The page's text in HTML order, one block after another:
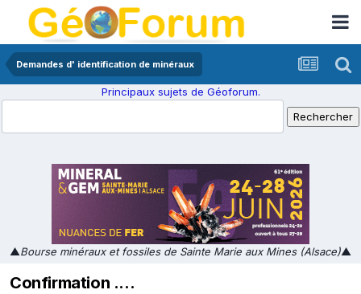
Demandes d' identification de minéraux
Principaux sujets de Géoforum.
▲Bourse minéraux et fossiles de Sainte Marie aux Mines (Alsace)▲
Confirmation ....